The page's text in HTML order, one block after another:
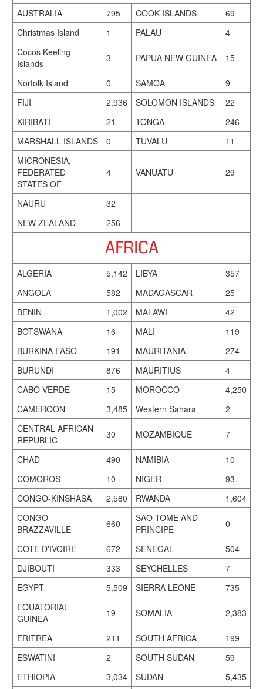
AUSTRALIA 795 COOK ISLANDS
69
Christmas Island
1 PALAU
4
Cocos Keeling
Islands
3 PAPUA NEW GUINEA 15
Norfolk Island 0 SAMOA
9
FIJI
2,936 SOLOMON ISLANDS
22
KIRIBATI
21 TONGA
246
MARSHALL ISLANDS
0 TUVALU
11
MICRONESIA,
FEDERATED
STATES OF
4 VANUATU 29
NAURU
32
NEW ZEALAND
256
AFRICA
ALGERIA 5,142 LIBYA
357
ANGOLA
582 MADAGASCAR
25
BENIN
1,002 MALAWI
42
BOTSWANA
16 MALI
119
BURKINA FASO
191 MAURITANIA
274
BURUNDI
876 MAURITIUS
4
CABO VERDE
15 MOROCCO
4,250
CAMEROON
3,485 Western Sahara
2
CENTRAL AFRICAN
REPUBLIC
30 MOZAMBIQUE 7
CHAD 490 NAMIBIA
10
COMOROS
10 NIGER
93
CONGO-KINSHASA
2,580 RWANDA
1,604
CONGO-
BRAZZAVILLE
660
SAO TOME AND
PRINCIPE
0
COTE D'IVOIRE 672 SENEGAL
504
DJIBOUTI
333 SEYCHELLES
7
EGYPT
5,509 SIERRA LEONE
735
EQUATORIAL
GUINEA
19 SOMALIA 2,383
ERITREA 211 SOUTH AFRICA
199
ESWATINI
2 SOUTH SUDAN
59
ETHIOPIA
3,034 SUDAN
5,435